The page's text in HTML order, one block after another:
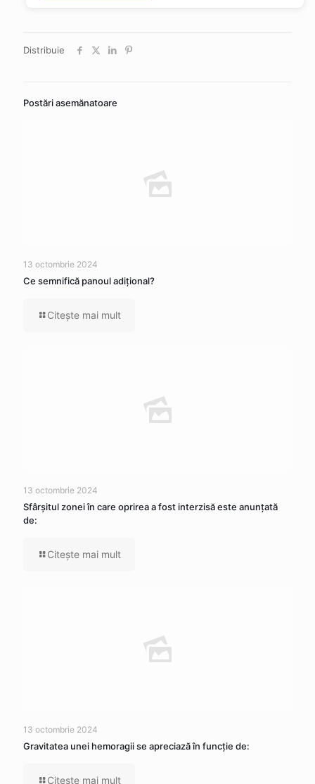
Distribuie
Postări asemănatoare
13 octombrie 2024
Ce semnifică panoul adițional?
Citeşte mai mult
13 octombrie 2024
Sfârșitul zonei în care oprirea a fost interzisă este anunțată
de:
Citeşte mai mult
13 octombrie 2024
Gravitatea unei hemoragii se apreciază în funcție de:
Citeşte mai mult